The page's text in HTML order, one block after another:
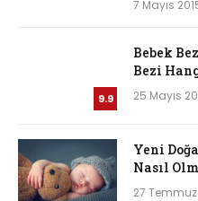
7 Mayıs
9.9
Bebek
Bezi
25 Mayıs
Yeni
Nasıl
27